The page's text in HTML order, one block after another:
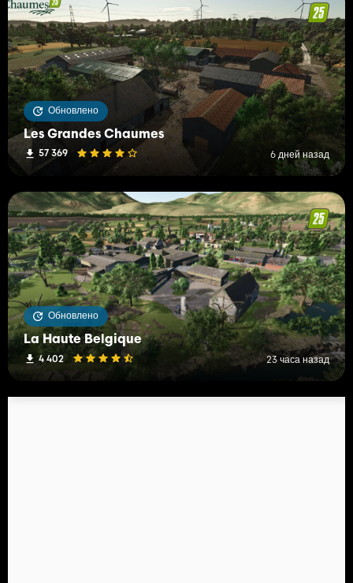
Обновлено
Les Grandes Chaumes
57 369 6 дней назад
Обновлено
La Haute Belgique
4 402 23 часа назад